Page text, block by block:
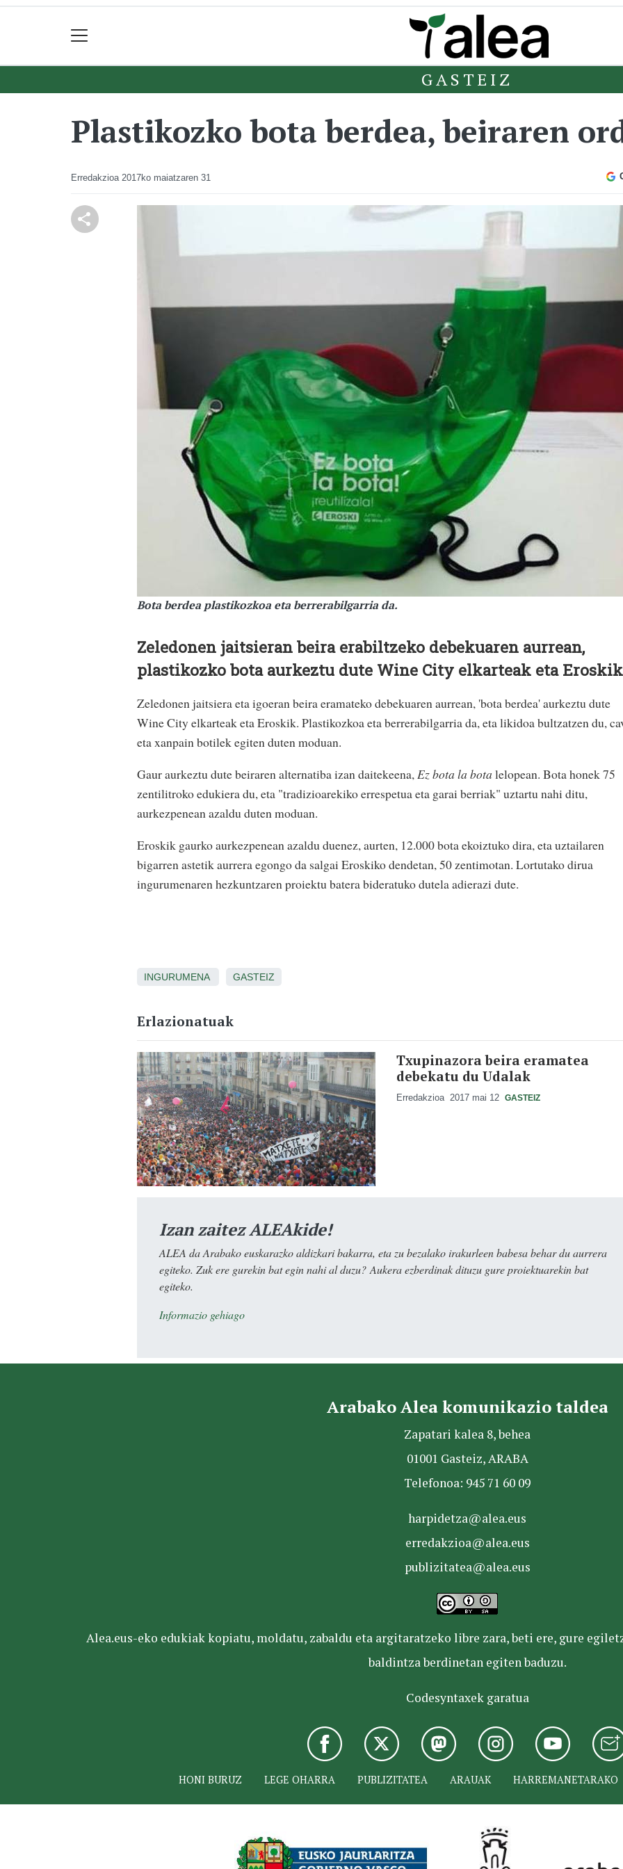
GASTEIZ
Plastikozko bota berdea, beiraren
Erredakzioa 2017ko maiatzaren 31
Bota berdea plastikozkoa eta berrerabilgarria da.
Zeledonen jaitsieran beira erabiltzeko debekuaren aurrean,
plastikozko bota aurkeztu dute Wine City elkarteak eta
Zeledonen jaitsiera eta igoeran beira eramateko debekuaren aurrean, 'bota berdea' aurkeztu dute
Wine City elkarteak eta Eroskik. Plastikozkoa eta berrerabilgarria da, eta likidoa bultzatzen du,
eta xanpain botilek egiten duten moduan.
Gaur aurkeztu dute beiraren alternatiba izan daitekeena,Ez bota la bota lelopean. Bota honek 75
zentilitroko edukiera du, eta "tradizioarekiko errespetua eta garai berriak" uztartu nahi ditu,
aurkezpenean azaldu duten moduan.
Eroskik gaurko aurkezpenean azaldu duenez, aurten, 12.000 bota ekoiztuko dira, eta uztailaren
bigarren astetik aurrera egongo da salgai Eroskiko dendetan, 50 zentimotan. Lortutako dirua
ingurumenaren hezkuntzaren proiektu batera bideratuko dutela adierazi dute.
INGURUMENA GASTEIZ
Erlazionatuak
Txupinazora beira eramatea
debekatu du Udalak
Erredakzioa 2017 mai 12 GASTEIZ
Izan zaitez ALEAkide!
ALEA da Arabako euskarazko aldizkari bakarra, eta zu bezalako irakurleen babesa behar du aurrera
egiteko. Zuk ere gurekin bat egin nahi al duzu? Aukera ezberdinak dituzu gure proiektuarekin bat
egiteko.
Informazio gehiago
Arabako Alea komunikazio taldea
Zapatari kalea 8, behea
01001 Gasteiz, ARABA
Telefonoa: 945 71 60 09
harpidetza@alea.eus
erredakzioa@alea.eus
publizitatea@alea.eus
Alea.eus-eko edukiak kopiatu, moldatu, zabaldu eta argitaratzeko libre zara, beti ere, gure
baldintza berdinetan egiten baduzu.
Codesyntaxek garatua
HONI BURUZ LEGE OHARRA PUBLIZITATEA ARAUAK HARREMANETARAKO